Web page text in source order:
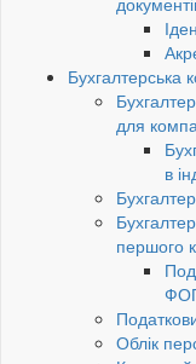
Бухгалтерська
для
в
першого
Облік